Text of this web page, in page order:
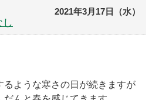
し
2021年3月17日（水）
るような寒さの日が続きますが